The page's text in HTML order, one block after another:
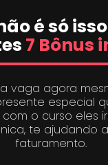
é só
7 Bônus
vaga agora
especial
o curso eles
te ajudando
faturamento.